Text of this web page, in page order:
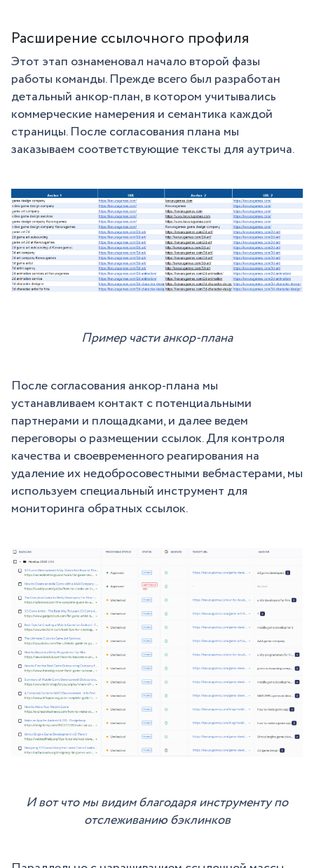
Расширение ссылочного профиля
Этот этап ознаменовал начало второй фазы
работы команды. Прежде всего был разработан
детальный анкор-план, в котором учитывались
коммерческие намерения и семантика каждой
страницы. После согласования плана мы
заказываем соответствующие тексты для аутрича.
Пример части анкор-плана
После согласования анкор-плана мы
устанавливаем контакт с потенциальными
партнерами и площадками, и далее ведем
переговоры о размещении ссылок. Для контроля
качества и своевременного реагирования на
удаление их недобросовестными вебмастерами, мы
используем специальный инструмент для
мониторинга обратных ссылок.
И вот что мы видим благодаря инструменту по
отслеживанию бэклинков